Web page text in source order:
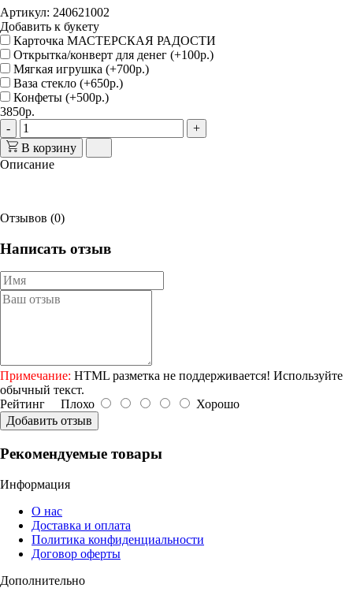
Артикул: 240621002
Добавить к букету
Карточка МАСТЕРСКАЯ РАДОСТИ
Открытка/конверт для денег (+100р.)
Мягкая игрушка (+700р.)
Ваза стекло (+650р.)
Конфеты (+500р.)
3850р.
-
+
В корзину
Описание
Отзывов (0)
Написать отзыв
Примечание: HTML разметка не поддерживается! Используйте
обычный текст.
Рейтинг Плохо
Хорошо
Добавить отзыв
Рекомендуемые товары
Информация
О нас
Доставка и оплата
Политика конфиденциальности
Договор оферты
Дополнительно